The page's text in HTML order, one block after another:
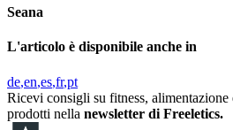
Seana
L'articolo è disponibile anche in
de en es fr pt
Ricevi consigli su fitness,
prodotti nella newsletter di Freeletics.